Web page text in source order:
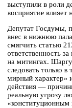
выступили в роли
восприятие
Депутат Госдумы,
внес в нижнюю
смягчить статью
ответственность
на митингах.
следовать только
мирный характер»
действия —
реальную угрозу
«конституционным